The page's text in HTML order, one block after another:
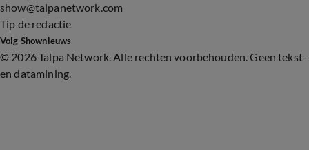
show@talpanetwork.com
Tip de redactie
Volg Shownieuws
© 2026 Talpa Network. Alle rechten voorbehouden. Geen tekst-
en datamining.